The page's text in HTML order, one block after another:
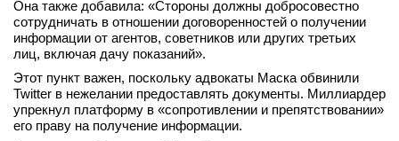
Она также добавила: «Стороны должны добросовестно
сотрудничать в отношении договоренностей о получении
информации от агентов, советников или других третьих
лиц, включая дачу показаний».
Этот пункт важен, поскольку адвокаты Маска обвинили
Twitter в нежелании предоставлять документы. Миллиардер
упрекнул платформу в «сопротивлении и препятствовании»
его праву на получение информации.